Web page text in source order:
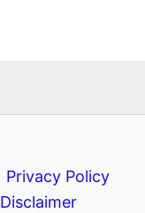
Privacy Policy
Disclaimer